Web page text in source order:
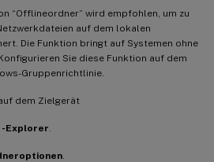
“Offlineordner” wird empfohlen, um zu
auf dem lokalen
Die Funktion bringt auf Systemen ohne
Sie diese Funktion auf dem
Gruppenrichtlinie.
dem Zielgerät
Explorer